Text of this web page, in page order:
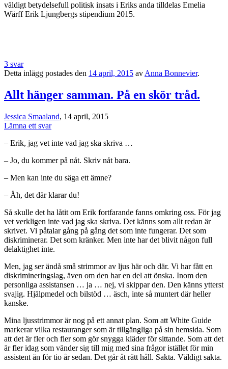
väldigt betydelsefull politisk insats i Eriks anda tilldelas Emelia
Wärff Erik Ljungbergs stipendium 2015.
3 svar
Detta inlägg postades den 14 april, 2015 av Anna Bonnevier.
Allt hänger samman. På en skör tråd.
Jessica Smaaland, 14 april, 2015
Lämna ett svar
– Erik, jag vet inte vad jag ska skriva …
– Jo, du kommer på nåt. Skriv nåt bara.
– Men kan inte du säga ett ämne?
– Äh, det där klarar du!
Så skulle det ha låtit om Erik fortfarande fanns omkring oss. För jag
vet verkligen inte vad jag ska skriva. Det känns som allt redan är
skrivet. Vi påtalar gång på gång det som inte fungerar. Det som
diskriminerar. Det som kränker. Men inte har det blivit någon full
delaktighet inte.
Men, jag ser ändå små strimmor av ljus här och där. Vi har fått en
diskrimineringslag, även om den har en del att önska. Inom den
personliga assistansen … ja … nej, vi skippar den. Den känns ytterst
svajig. Hjälpmedel och bilstöd … äsch, inte så muntert där heller
kanske.
Mina ljusstrimmor är nog på ett annat plan. Som att White Guide
markerar vilka restauranger som är tillgängliga på sin hemsida. Som
att det är fler och fler som gör snygga kläder för sittande. Som att det
är fler idag som vänder sig till mig med sina frågor istället för min
assistent än för tio år sedan. Det går åt rätt håll. Sakta. Väldigt sakta.